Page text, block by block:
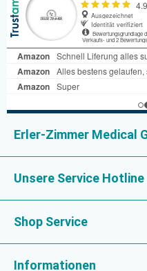
Erler-Zimmer Medical
Unsere Service Hotline
Shop Service
Informationen